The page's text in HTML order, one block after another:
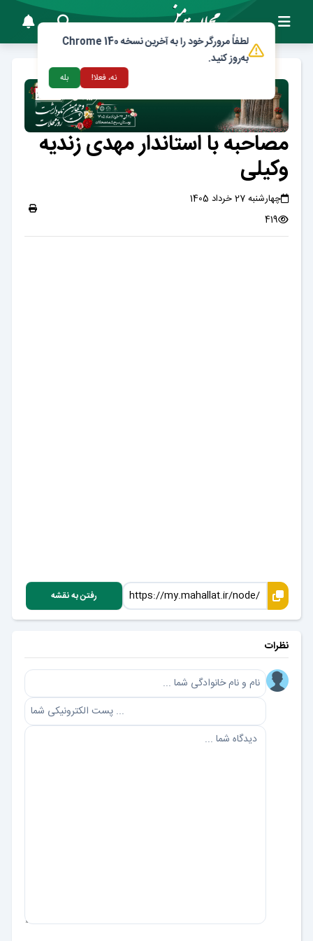
مصاحبه با استاندار مهدی زندیه
وکیلی
چهارشنبه 27 خرداد 1405
419
رفتن به نقشه
نظرات
لطفاً مرورگر خود را به آخرین نسخه Chrome 140
به‌روز کنید.
نه، فعلا! بله